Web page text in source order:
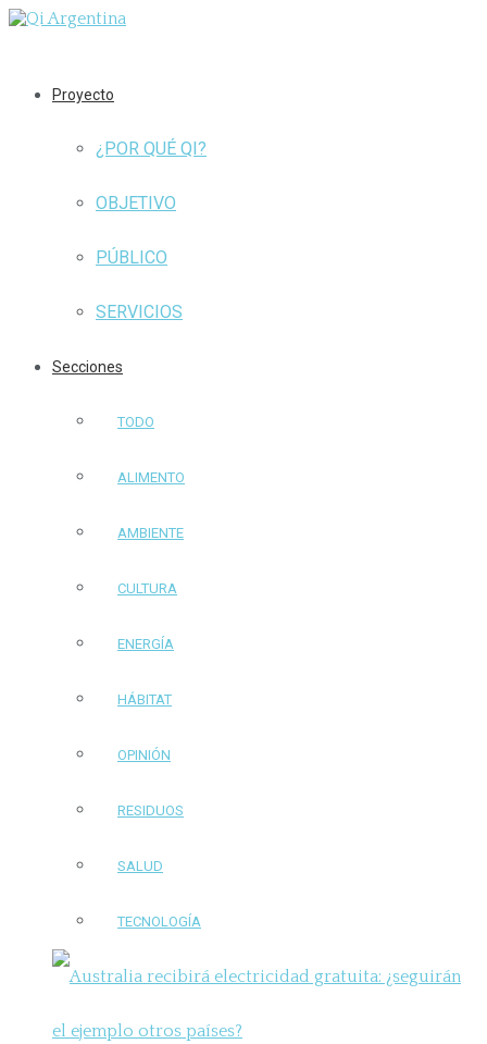
Proyecto
¿POR QUÉ QI?
OBJETIVO
PÚBLICO
SERVICIOS
Secciones
TODO
ALIMENTO
AMBIENTE
CULTURA
ENERGÍA
HÁBITAT
OPINIÓN
RESIDUOS
SALUD
TECNOLOGÍA